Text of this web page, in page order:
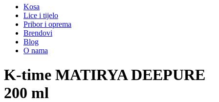
Kosa
Lice i tijelo
Pribor i oprema
Brendovi
Blog
O nama
K-time MATIRYA DEEPURE
200 ml